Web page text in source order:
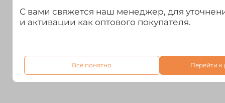
С вами свяжется наш менеджер, для
и активации как оптового покупателя.
Всё понятно Перейти к